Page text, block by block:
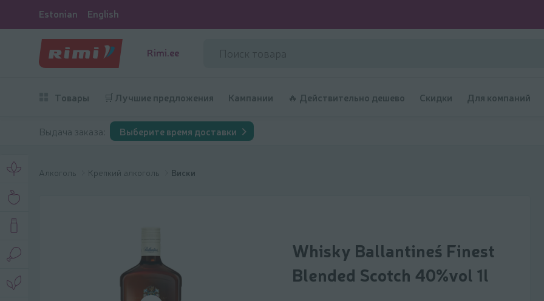
Estonian English
Rimi.ee
Товары 🛒 Лучшие предложения Кампании 🔥 Действительно дешево Скидки Для компаний
Выдача заказа: Выберите время доставки
Алкоголь Крепкий алкоголь Виски
Whisky Ballantineś Finest
Blended Scotch 40%vol 1l